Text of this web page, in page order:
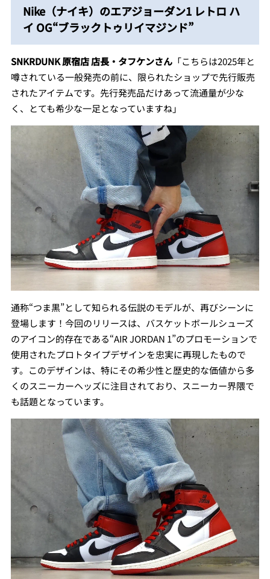
Nike（ナイキ）のエアジョーダン1 レトロ ハ
イ OG“ブラックトゥリイマジンド”
SNKRDUNK 原宿店 店長・タフケンさん「こちらは2025年と
噂されている一般発売の前に、限られたショップで先行販売
されたアイテムです。先行発売品だけあって流通量が少な
く、とても希少な一足となっていますね」
通称“つま黒”として知られる伝説のモデルが、再びシーンに
登場します！今回のリリースは、バスケットボールシューズ
のアイコン的存在である“AIR JORDAN 1”のプロモーションで
使用されたプロトタイプデザインを忠実に再現したもので
す。このデザインは、特にその希少性と歴史的な価値から多
くのスニーカーヘッズに注目されており、スニーカー界隈で
も話題となっています。